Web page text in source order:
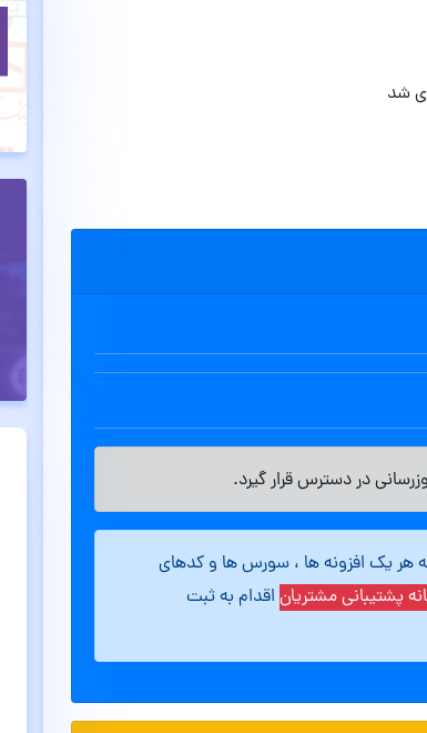
شد
در دسترس قرار گیرد.
هر یک افزونه ها ، سورس ها و کدهای
پشتیبانی مشتریان اقدام به ثبت